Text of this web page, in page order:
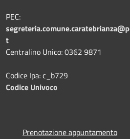
PEC:
t
Centralino Unico: 0362 9871
Codice Ipa: c_b729
Codice Univoco
Prenotazione appuntamento